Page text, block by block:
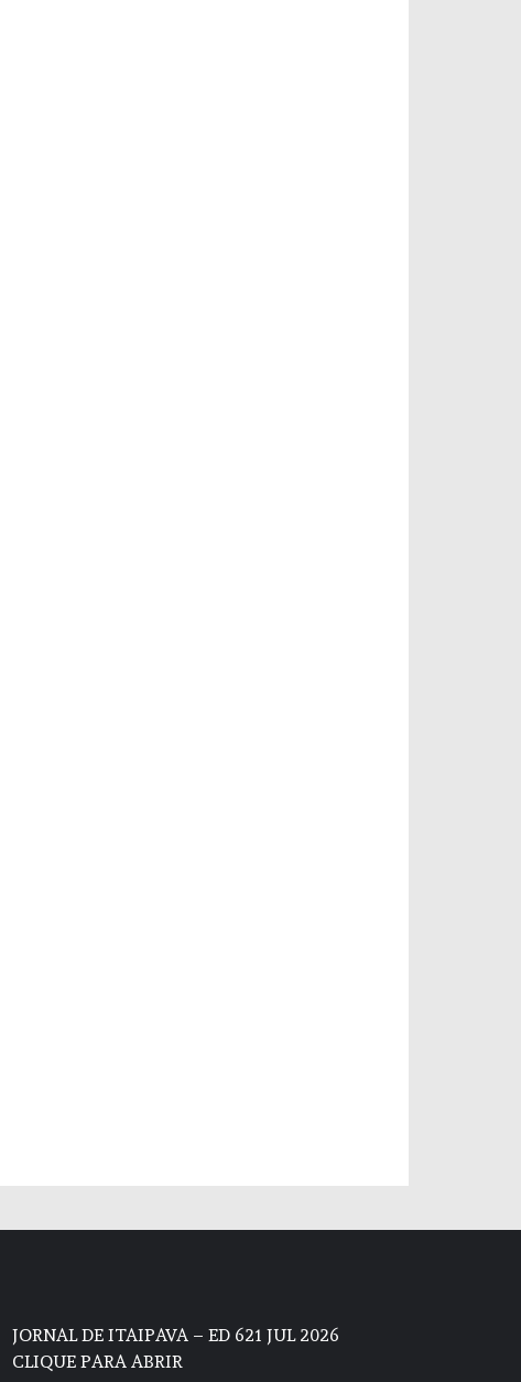
JORNAL DE ITAIPAVA – ED 621 JUL 2026
CLIQUE PARA ABRIR